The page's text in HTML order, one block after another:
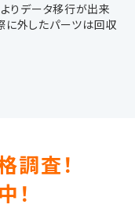
りデータ移行が出来
に外したパーツは回収
調査！
！